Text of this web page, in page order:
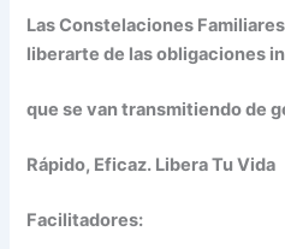
Las Constelaciones
liberarte de las obligaciones
que se van transmitiendo de
Rápido, Eficaz. Libera Tu Vida
Facilitadores: